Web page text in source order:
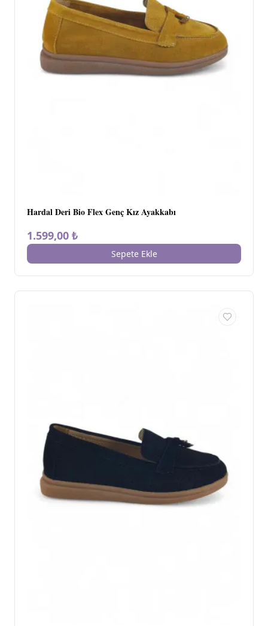
Hardal Deri Bio Flex Genç Kız Ayakkabı
1.599,00 ₺
Sepete Ekle